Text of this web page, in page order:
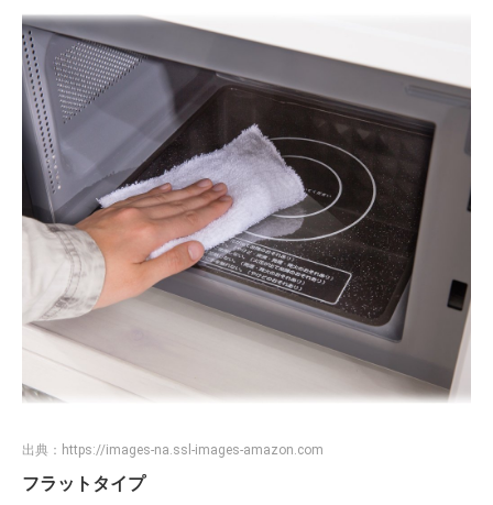
出典： https://images-na.ssl-images-amazon.com
フラットタイプ